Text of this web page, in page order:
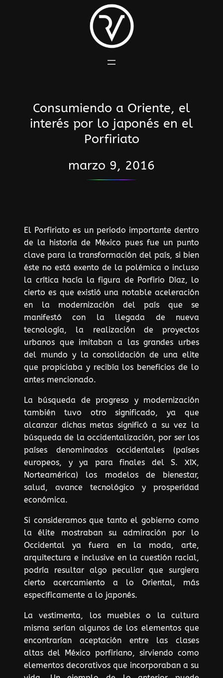
Consumiendo a Oriente, el
interés por lo japonés en el
Porfiriato
marzo 9, 2016
El Porfiriato es un periodo importante dentro
de la historia de México pues fue un punto
clave para la transformación del país, si bien
éste no está exento de la polémica o incluso
la crítica hacía la figura de Porfirio Díaz, lo
cierto es que existió una notable aceleración
en la modernización del país que se
manifestó con la llegada de nueva
tecnología, la realización de proyectos
urbanos que imitaban a las grandes urbes
del mundo y la consolidación de una elite
que propiciaba y recibía los beneficios de lo
antes mencionado.
La búsqueda de progreso y modernización
también tuvo otro significado, ya que
alcanzar dichas metas significó a su vez la
búsqueda de la occidentalización, por ser los
países denominados occidentales (países
europeos, y ya para finales del S. XIX,
Norteamérica) los modelos de bienestar,
salud, avance tecnológico y prosperidad
económica.
Si consideramos que tanto el gobierno como
la élite mostraban su admiración por lo
Occidental ya fuera en la moda, arte,
arquitectura e inclusive en la cuestión racial,
podría resultar algo peculiar que surgiera
cierto acercamiento a lo Oriental, más
específicamente a lo japonés.
La vestimenta, los muebles o la cultura
misma serían algunos de los elementos que
encontrarían aceptación entre las clases
altas del México porfiriano, sirviendo como
elementos decorativos que incorporaban a su